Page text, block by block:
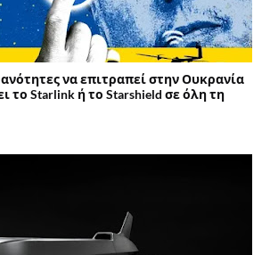
να επιτραπεί στην Ουκρανία
το Starlink ή το Starshield σε όλη τη